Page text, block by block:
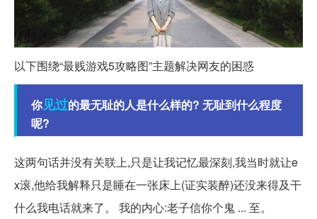
以下围绕“最贱游戏5攻略图”主题解决网友的困惑
你见过的最无耻的人是什么样的? 无耻到什么程度
呢?
这两句话并没有关联上,只是让我记忆最深刻,我当时就让e
x滚,他给我解释只是睡在一张床上(证实装醉)还没来得及干
什么我电话就来了。 我的内心:老子信你个鬼 ... 至。